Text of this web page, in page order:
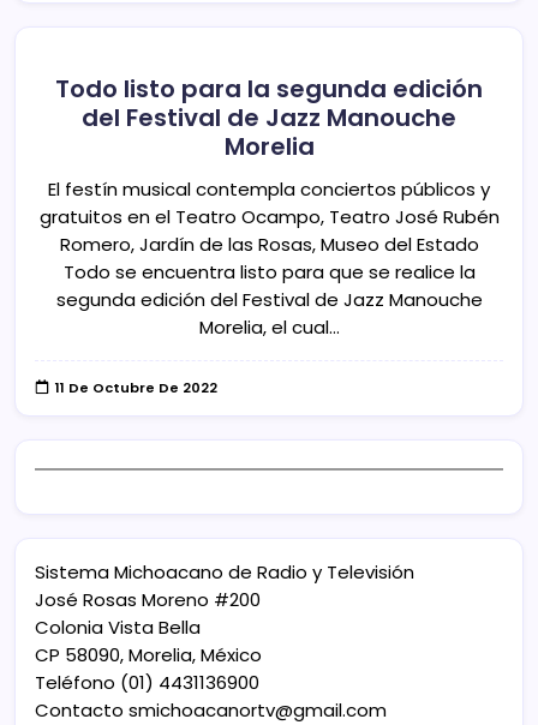
Todo listo para la segunda edición
del Festival de Jazz Manouche
Morelia
El festín musical contempla conciertos públicos y
gratuitos en el Teatro Ocampo, Teatro José Rubén
Romero, Jardín de las Rosas, Museo del Estado
Todo se encuentra listo para que se realice la
segunda edición del Festival de Jazz Manouche
Morelia, el cual…
11 De Octubre De 2022
Sistema Michoacano de Radio y Televisión
José Rosas Moreno #200
Colonia Vista Bella
CP 58090, Morelia, México
Teléfono (01) 4431136900
Contacto smichoacanortv@gmail.com